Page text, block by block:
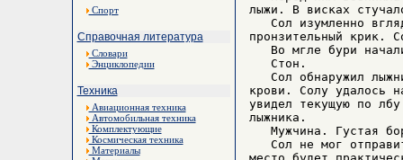
Спорт
Справочная литература
Словари
Энциклопедии
Техника
Авиационная техника
Автомобильная техника
Комплектующие
Космическая техника
Материалы
лыжи. В висках
Сол изумленно
пронзительный крик.
Во мгле бури
   Стон.
Сол обнаружил
крови. Солу удалось
увидел текущую по
лыжника.
Мужчина. Густая
Сол не мог